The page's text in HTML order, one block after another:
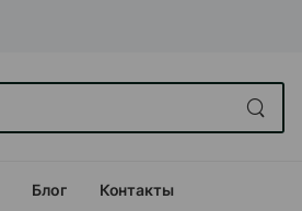
Блог Контакты